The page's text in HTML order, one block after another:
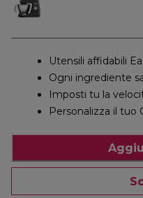
Utensili affidabili
Ogni ingrediente
Imposti tu la
Personalizza il tuo